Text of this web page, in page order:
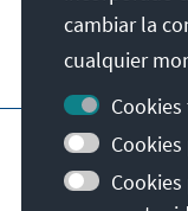
Visita también
Página
Protección
cambiar la
cualquier